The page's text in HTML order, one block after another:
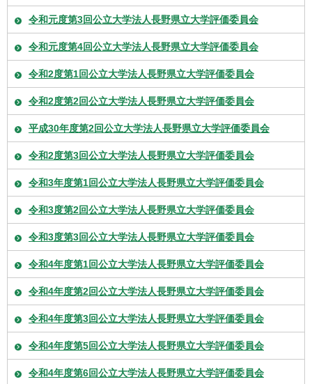
令和元度第3回公立大学法人長野県立大学評価委員会
令和元度第4回公立大学法人長野県立大学評価委員会
令和2度第1回公立大学法人長野県立大学評価委員会
令和2度第2回公立大学法人長野県立大学評価委員会
平成30年度第2回公立大学法人長野県立大学評価委員会
令和2度第3回公立大学法人長野県立大学評価委員会
令和3年度第1回公立大学法人長野県立大学評価委員会
令和3度第2回公立大学法人長野県立大学評価委員会
令和3度第3回公立大学法人長野県立大学評価委員会
令和4年度第1回公立大学法人長野県立大学評価委員会
令和4年度第2回公立大学法人長野県立大学評価委員会
令和4年度第3回公立大学法人長野県立大学評価委員会
令和4年度第5回公立大学法人長野県立大学評価委員会
令和4年度第6回公立大学法人長野県立大学評価委員会